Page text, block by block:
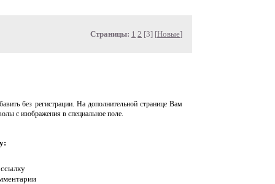
Страницы: 1 2 [3] [Новые]
без регистрации. На дополнительной странице Вам
с изображения в специальное поле.